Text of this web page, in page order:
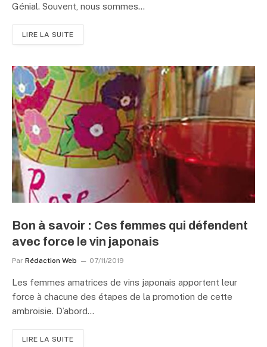
Génial. Souvent, nous sommes…
LIRE LA SUITE
Bon à savoir : Ces femmes qui défendent
avec force le vin japonais
Par Rédaction Web 07/11/2019
Les femmes amatrices de vins japonais apportent leur
force à chacune des étapes de la promotion de cette
ambroisie. D’abord…
LIRE LA SUITE